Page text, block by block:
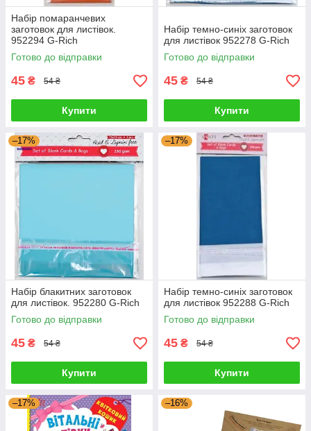
Набір помаранчевих
заготовок для листівок.
952294 G-Rich
Готово до відправки
45 ₴ 54 ₴
Купити
Набір темно-синіх заготовок
для листівок 952278 G-Rich
Готово до відправки
45 ₴ 54 ₴
Купити
–17%
Набір блакитних заготовок
для листівок. 952280 G-Rich
Готово до відправки
45 ₴ 54 ₴
Купити
–17%
Набір темно-синіх заготовок
для листівок 952288 G-Rich
Готово до відправки
45 ₴ 54 ₴
Купити
–17% –16%